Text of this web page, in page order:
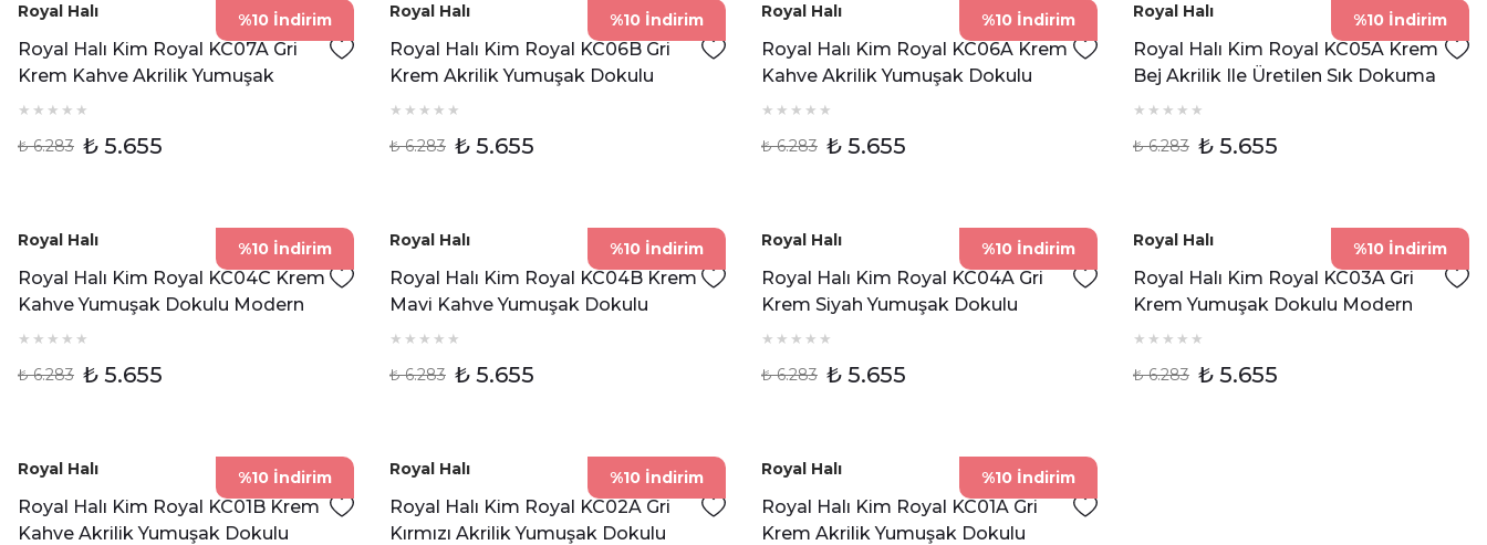
%10 İndirim
Royal Halı
Royal Halı Kim Royal KC07A Gri
Krem Kahve Akrilik Yumuşak
Dokulu Modern Çerçeveli Halı
₺ 6.283 ₺ 5.655
%10 İndirim
Royal Halı
Royal Halı Kim Royal KC06B Gri
Krem Akrilik Yumuşak Dokulu
Modern Halı
₺ 6.283 ₺ 5.655
%10 İndirim
Royal Halı
Royal Halı Kim Royal KC06A Krem
Kahve Akrilik Yumuşak Dokulu
Modern Halı
₺ 6.283 ₺ 5.655
%10 İndirim
Royal Halı
Royal Halı Kim Royal KC05A Krem
Bej Akrilik Ile Üretilen Sık Dokuma
Üst Kalite Makine Dokuması Halı
₺ 6.283 ₺ 5.655
%10 İndirim
Royal Halı
Royal Halı Kim Royal KC04C Krem
Kahve Yumuşak Dokulu Modern
Çerçeveli Halı
₺ 6.283 ₺ 5.655
%10 İndirim
Royal Halı
Royal Halı Kim Royal KC04B Krem
Mavi Kahve Yumuşak Dokulu
Modern Çerçeveli Halı
₺ 6.283 ₺ 5.655
%10 İndirim
Royal Halı
Royal Halı Kim Royal KC04A Gri
Krem Siyah Yumuşak Dokulu
Modern Çerçeveli Halı
₺ 6.283 ₺ 5.655
%10 İndirim
Royal Halı
Royal Halı Kim Royal KC03A Gri
Krem Yumuşak Dokulu Modern
Çerçeveli Halı
₺ 6.283 ₺ 5.655
%10 İndirim
Royal Halı
Royal Halı Kim Royal KC01B Krem
Kahve Akrilik Yumuşak Dokulu
%10 İndirim
Royal Halı
Royal Halı Kim Royal KC02A Gri
Kırmızı Akrilik Yumuşak Dokulu
%10 İndirim
Royal Halı
Royal Halı Kim Royal KC01A Gri
Krem Akrilik Yumuşak Dokulu